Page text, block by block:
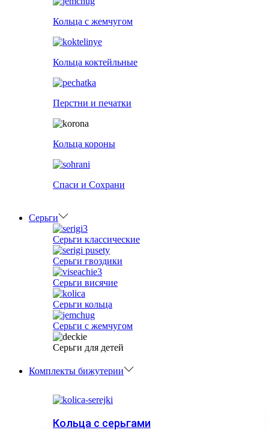
Кольца с жемчугом
Кольца коктейльные
Перстни и печатки
Кольца короны
Спаси и Сохрани
Серьги
Серьги классические
Серьги гвоздики
Серьги висячие
Серьги кольца
Серьги с жемчугом
Серьги для детей
Комплекты бижутерии
Кольца с серьгами